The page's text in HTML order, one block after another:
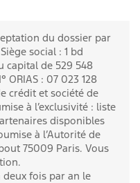
du dossier par
social : 1 bd
capital de 529 548
ORIAS : 07 023 128
crédit et société de
à l’exclusivité : liste
disponibles
à l’Autorité de
75009 Paris. Vous
deux fois par an le